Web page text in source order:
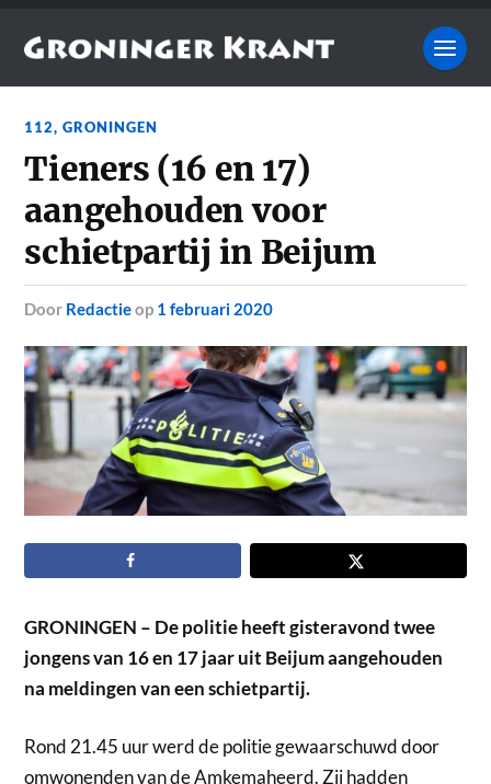
112,GRONINGEN
Tieners (16 en 17)
aangehouden voor
schietpartij in Beijum
door Redactieop 1 februari 2020
GRONINGEN – De politie heeft gisteravond twee
jongens van 16 en 17 jaar uit Beijum aangehouden
na meldingen van een schietpartij.
Rond 21.45 uur werd de politie gewaarschuwd door
omwonenden van de Amkemaheerd. Zij hadden